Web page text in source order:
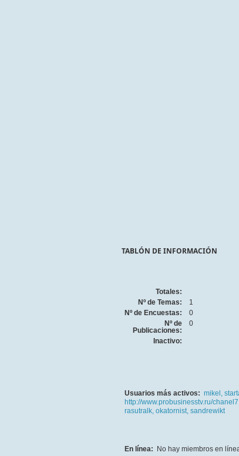
TABLÓN DE INFORMACIÓN
Totales:
Nº de Temas:
1
Nº de Encuestas:
0
Nº de
Publicaciones:
0
Inactivo:
Usuarios más activos: mikel,
http://www.probusinesstv.ru/
rasutralk, okatornist, sandrewikt
En línea: No hay miembros en